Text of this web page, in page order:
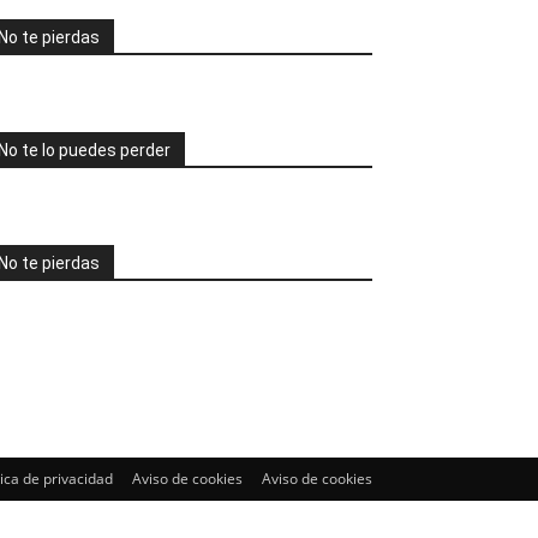
No te pierdas
No te lo puedes perder
No te pierdas
de privacidad Aviso de cookies Aviso de cookies